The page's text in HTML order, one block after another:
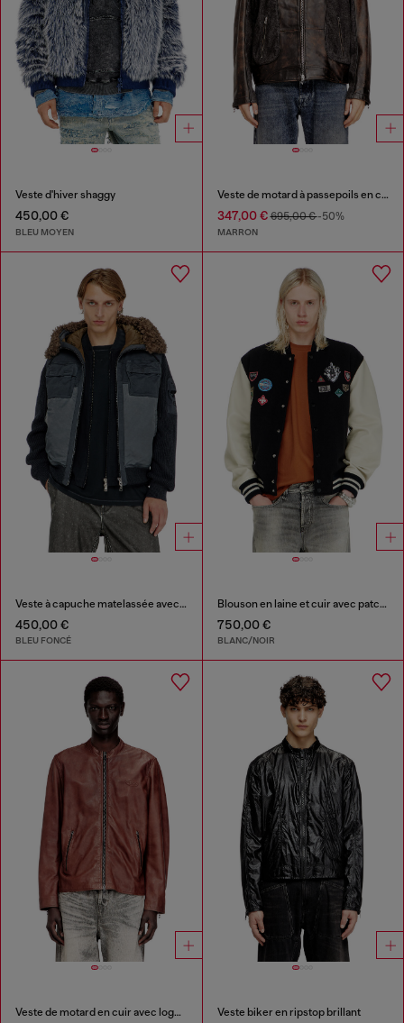
Veste d'hiver shaggy
450,00 €
BLEU MOYEN
Veste de motard à passepoils en cuir et denim
347,00 €695,00 €-50%
MARRON
Veste à capuche matelassée avec manches en maille
450,00 €
BLEU FONCÉ
Blouson en laine et cuir avec patchs
750,00 €
BLANC/NOIR
Veste de motard en cuir avec logo d'archives Veste biker en ripstop brillant